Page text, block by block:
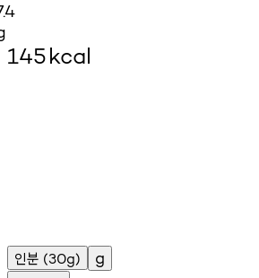
145kcal
인분 (30g) g